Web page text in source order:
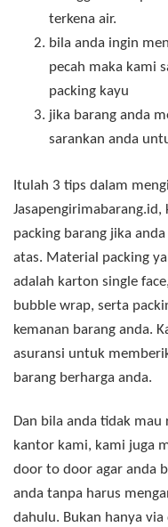
terkena air.
bila anda ingin
pecah maka kami
packing kayu
jika barang anda
sarankan anda
Itulah 3 tips dalam
packing barang jika
atas. Material packing
adalah karton single
bubble wrap, serta
kemanan barang anda.
asuransi untuk
barang berharga anda.
Dan bila anda tidak
kantor kami, kami juga
door to door agar anda
anda tanpa harus
dahulu. Bukan hanya